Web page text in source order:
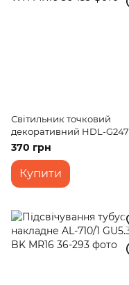
Світильник точковий
декоративний HDL-G247
WH MR16
370 грн
Купити